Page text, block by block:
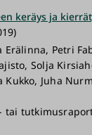
keräys ja
Erälinna, Petri
Solja
Juha
tai